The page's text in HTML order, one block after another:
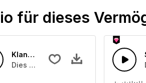
für dieses
Klang des Windes
Dies ist ein Klang des Windes